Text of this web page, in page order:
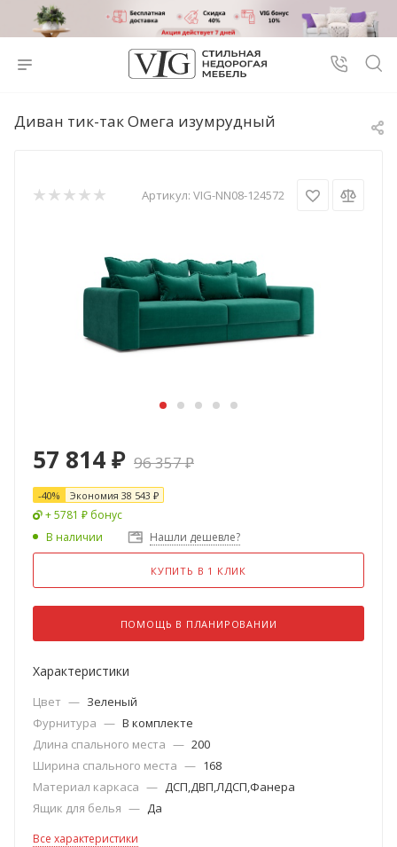
Диван тик-так Омега изумрудный
Артикул: VIG-NN08-124572
57 814₽ 96 357₽
-40% Экономия 38 543 ₽
+ 5781 ₽ бонус
В наличии
Нашли дешевле?
КУПИТЬ В 1 КЛИК
ПОМОЩЬ В ПЛАНИРОВАНИИ
Характеристики
Цвет — Зеленый
Фурнитура — В комплекте
Длина спального места — 200
Ширина спального места — 168
Материал каркаса — ДСП,ДВП,ЛДСП,Фанера
Ящик для белья — Да
Все характеристики